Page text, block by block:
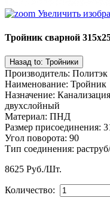
Увеличить
Тройник сварной
Производитель: Политэк
Наименование: Тройник
Назначение:
двухслойный
Материал: ПНД
Размер присоединения:
Угол поворота: 90
Тип соединения:
8625 Руб./Шт.
Количество: